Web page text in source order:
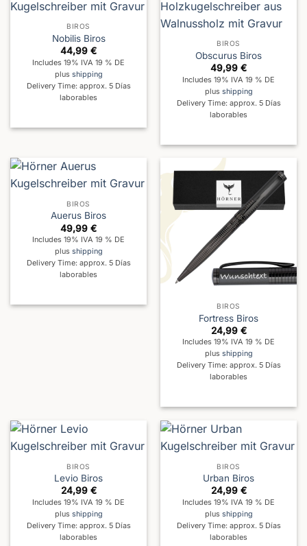
BIROS
Nobilis Biros
44,99 €
Includes 19% IVA 19 % DE
plus shipping
Delivery Time: approx. 5 Días
laborables
BIROS
Obscurus Biros
49,99 €
Includes 19% IVA 19 % DE
plus shipping
Delivery Time: approx. 5 Días
laborables
BIROS
Auerus Biros
49,99 €
Includes 19% IVA 19 % DE
plus shipping
Delivery Time: approx. 5 Días
laborables
BIROS
Fortress Biros
24,99 €
Includes 19% IVA 19 % DE
plus shipping
Delivery Time: approx. 5 Días
laborables
BIROS
Levio Biros
24,99 €
Includes 19% IVA 19 % DE
plus shipping
Delivery Time: approx. 5 Días
laborables
BIROS
Urban Biros
24,99 €
Includes 19% IVA 19 % DE
plus shipping
Delivery Time: approx. 5 Días
laborables